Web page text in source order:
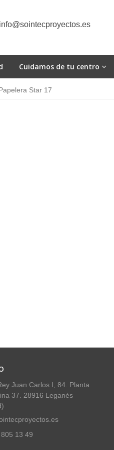
info@sointecproyectos.es
Cuidamos de tu centro
Star 17
Juan Carlos I, 84. Planta
37. 28916 Leganés
13 49